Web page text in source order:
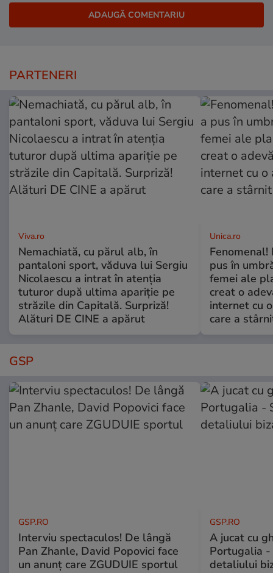
PARTENERI
Viva.ro
Nemachiată, cu părul alb, în
pantaloni sport, văduva lui Sergiu
Nicolaescu a intrat în atenția
tuturor după ultima apariție pe
străzile din Capitală. Surpriză!
Alături DE CINE a apărut
Unica.ro
pus în
femei ale
creat o
internet cu
care a
GSP
GSP.RO
Interviu spectaculos! De lângă
Pan Zhanle, David Popovici face
un anunț care ZGUDUIE sportul
GSP.RO
A jucat cu
Portugalia -
detaliului